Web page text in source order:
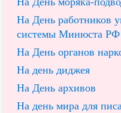
На День работников
системы Минюста РФ
На День органов
На день диджея
На День архивов
На день мира для